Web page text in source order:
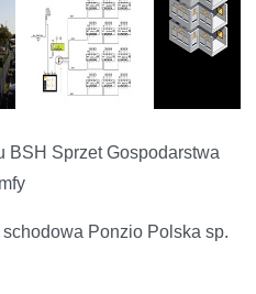
BSH Sprzet Gospodarstwa
Ponzio Polska sp.